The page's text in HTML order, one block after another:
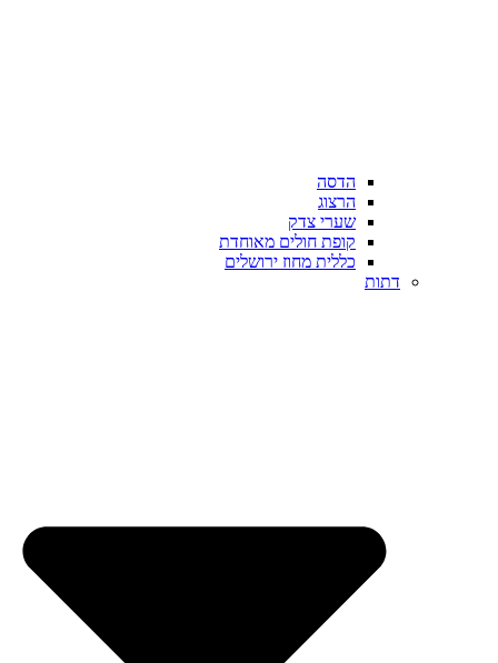
הדסה
הרצוג
שערי צדק
קופת חולים מאוחדת
כללית מחוז ירושלים
דתות